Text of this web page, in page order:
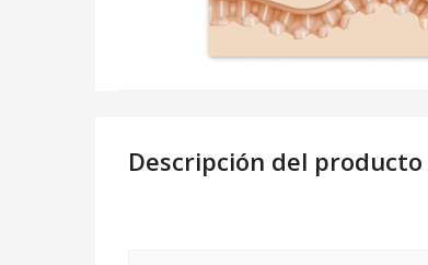
Descripción del producto